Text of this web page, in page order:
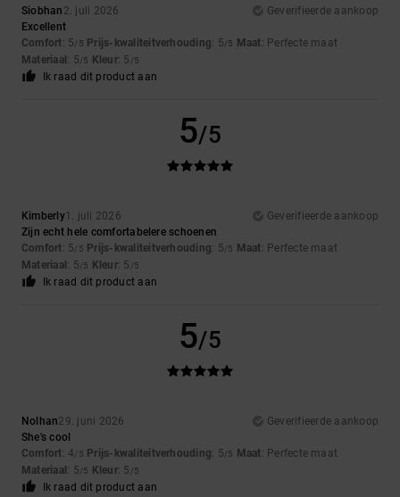
Siobhan 2. juli 2026
Geverifieerde aankoop
Excellent
Comfort: 5/5 Prijs-kwaliteitverhouding: 5/5 Maat: Perfecte maat
Materiaal : 5/5 Kleur: 5 /5
Ik raad dit product aan
5/5
Kimberly1. juli 2026
Geverifieerde aankoop
Zijn echt hele comfortabelere schoenen
Comfort: 5/5 Prijs-kwaliteitverhouding: 5/5 Maat: Perfecte maat
Materiaal : 5/5 Kleur: 5 /5
Ik raad dit product aan
5/5
Nolhan29. juni 2026
Geverifieerde aankoop
She's cool
Comfort: 4/5 Prijs-kwaliteitverhouding: 5/5 Maat: Perfecte maat
Materiaal : 5/5 Kleur: 5 /5
Ik raad dit product aan